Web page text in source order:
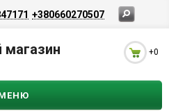
+380660270507
+0